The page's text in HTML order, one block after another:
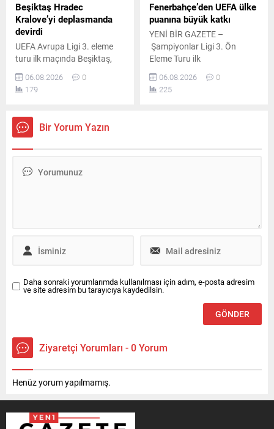
Beşiktaş Hradec
Kralove’yi deplasmanda
devirdi
UEFA Avrupa Ligi 3. eleme
turu ilk maçında Beşiktaş,
deplasmanda Çekya
temsilcisi Hradec Kralove'yi
Semih Kılıçsoy'un golüyle 1-0
rövanş öncesi önemli
avantaj elde etti.
06.08.2026
0
179
Fenerbahçe’den UEFA ülke
puanına büyük katkı
YENİ BİR GAZETE –
Şampiyonlar Ligi 3. Ön
Eleme Turu ilk
mücadelesinde Fenerbahçe
sahasında Avusturya
temsilcisi Sturm Graz ile
06.08.2026
0
225
Bir Yorum Yazın
Daha sonraki yorumlarımda kullanılması için adım, e-posta adresim
ve site adresim bu tarayıcıya kaydedilsin.
Ziyaretçi Yorumları - 0 Yorum
Henüz yorum yapılmamış.